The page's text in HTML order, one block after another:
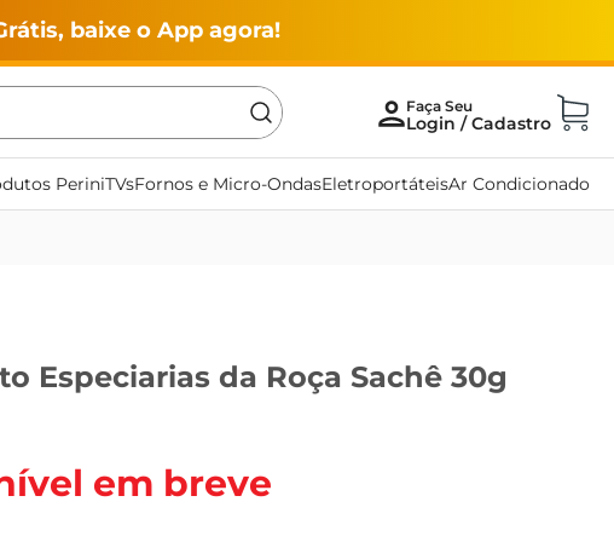
baixe o App agora!
PeriniTVsFornos e Micro-OndasEletroportáteisAr Condicionado
Especiarias da Roça Sachê 30g
em breve